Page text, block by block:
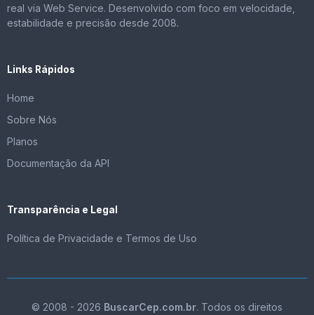
real via Web Service. Desenvolvido com foco em velocidade,
estabilidade e precisão desde 2008.
Links Rápidos
Home
Sobre Nós
Planos
Documentação da API
Transparência e Legal
Política de Privacidade e Termos de Uso
© 2008 - 2026 BuscarCep.com.br. Todos os direitos